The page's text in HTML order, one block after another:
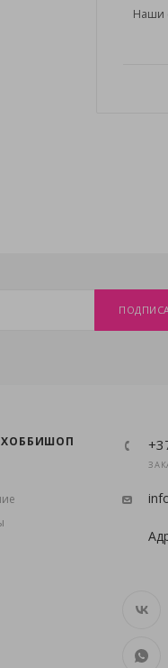
Наши